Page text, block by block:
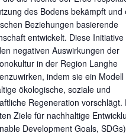
des Bodens bekämpft und
Beziehungen basierende
entwickelt. Diese
negativen Auswirkungen der
in der Region Langhe
indem sie ein
ökologische, soziale und
Regeneration vorschlägt.
Ziele für nachhaltige
Development Goals,